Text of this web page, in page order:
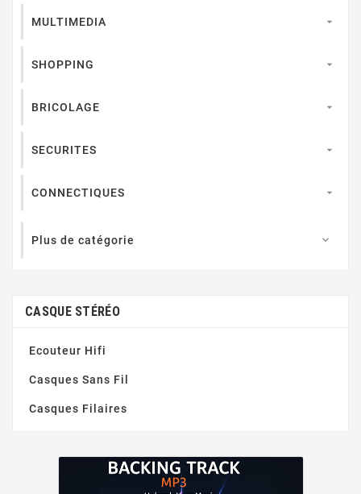
MULTIMEDIA 
SHOPPING 
BRICOLAGE 
SECURITES 
CONNECTIQUES 
Plus de catégorie 
CASQUE STÉRÉO
Ecouteur Hifi
Casques Sans Fil
Casques Filaires